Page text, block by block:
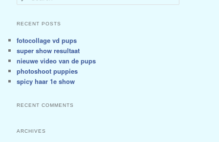
RECENT POSTS
fotocollage vd pups
super show resultaat
nieuwe video van de pups
photoshoot puppies
spicy haar 1e show
RECENT COMMENTS
ARCHIVES